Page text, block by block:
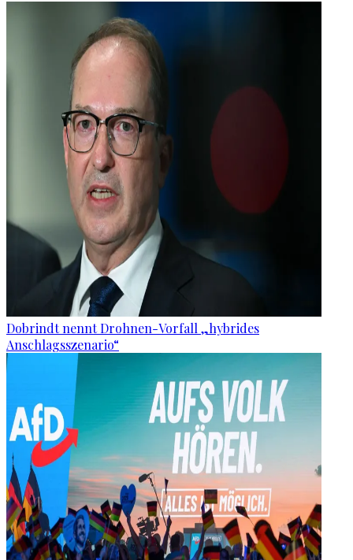
Dobrindt nennt Drohnen-Vorfall „hybrides
Anschlagsszenario“